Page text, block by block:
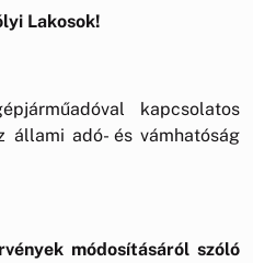
Lakosok!
kapcsolatos
állami adó- és vámhatóság
módosításáról szóló